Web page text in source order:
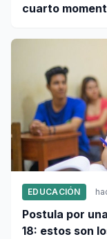
cuarto
EDUCACIÓN
Postula por
18: estos son